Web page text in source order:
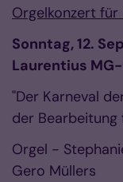
Orgelkonzert für
Sonntag, 12.
Laurentius
"Der Karneval
der Bearbeitung
Orgel -
Gero Müllers